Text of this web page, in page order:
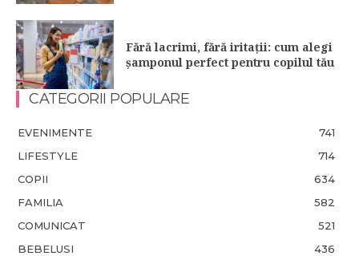
Fără lacrimi, fără iritații: cum alegi
șamponul perfect pentru copilul tău
CATEGORII POPULARE
EVENIMENTE
741
LIFESTYLE
714
COPII
634
FAMILIA
582
COMUNICAT
521
BEBELUSI
436